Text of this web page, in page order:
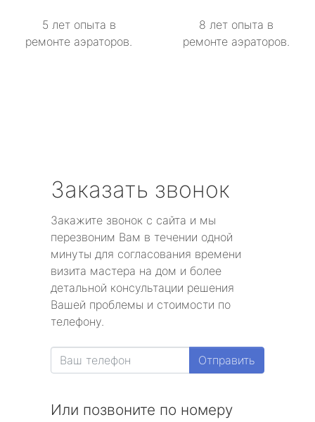
5 лет опыта в
ремонте аэраторов.
8 лет опыта в
ремонте аэраторов.
Заказать звонок
Закажите звонок с сайта и мы
перезвоним Вам в течении одной
минуты для согласования времени
визита мастера на дом и более
детальной консультации решения
Вашей проблемы и стоимости по
телефону.
Отправить
Или позвоните по номеру